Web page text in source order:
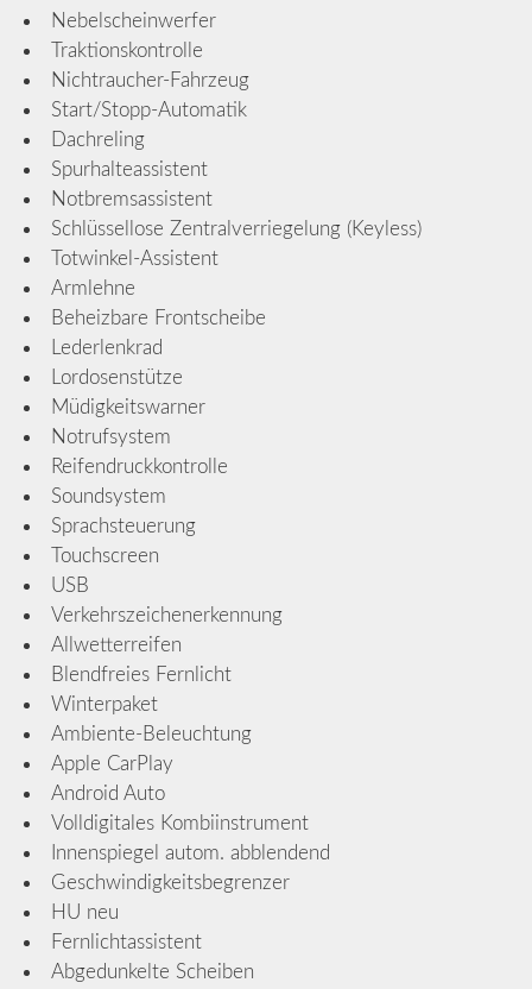
Nebelscheinwerfer
Traktionskontrolle
Nichtraucher-Fahrzeug
Start/Stopp-Automatik
Dachreling
Spurhalteassistent
Notbremsassistent
Schlüssellose Zentralverriegelung (Keyless)
Totwinkel-Assistent
Armlehne
Beheizbare Frontscheibe
Lederlenkrad
Lordosenstütze
Müdigkeitswarner
Notrufsystem
Reifendruckkontrolle
Soundsystem
Sprachsteuerung
Touchscreen
USB
Verkehrszeichenerkennung
Allwetterreifen
Blendfreies Fernlicht
Winterpaket
Ambiente-Beleuchtung
Apple CarPlay
Android Auto
Volldigitales Kombiinstrument
Innenspiegel autom. abblendend
Geschwindigkeitsbegrenzer
HU neu
Fernlichtassistent
Abgedunkelte Scheiben